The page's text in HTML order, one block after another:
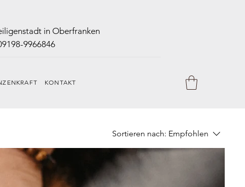
in Oberfranken
9966846
KONTAKT
Sortieren nach: Empfohlen